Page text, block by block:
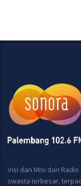
Visi dan Misi dari
swasta terbesar,